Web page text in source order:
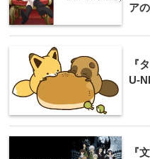
ア
『
U-
『